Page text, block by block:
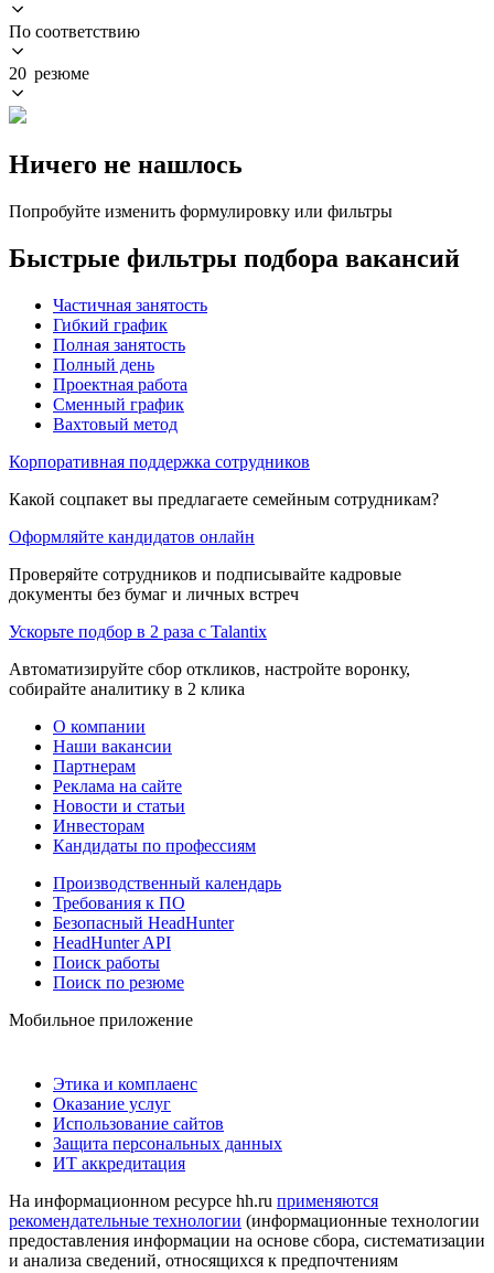
По соответствию
20 резюме
Ничего не нашлось
Попробуйте изменить формулировку или фильтры
Быстрые фильтры подбора вакансий
Частичная занятость
Гибкий график
Полная занятость
Полный день
Проектная работа
Сменный график
Вахтовый метод
Корпоративная поддержка сотрудников
Какой соцпакет вы предлагаете семейным сотрудникам?
Оформляйте кандидатов онлайн
Проверяйте сотрудников и подписывайте кадровые
документы без бумаг и личных встреч
Ускорьте подбор в 2 раза с Talantix
Автоматизируйте сбор откликов, настройте воронку,
собирайте аналитику в 2 клика
О компании
Наши вакансии
Партнерам
Реклама на сайте
Новости и статьи
Инвесторам
Кандидаты по профессиям
Производственный календарь
Требования к ПО
Безопасный HeadHunter
HeadHunter API
Поиск работы
Поиск по резюме
Мобильное приложение
Этика и комплаенс
Оказание услуг
Использование сайтов
Защита персональных данных
ИТ аккредитация
На информационном ресурсе hh.ru применяются
рекомендательные технологии (информационные технологии
предоставления информации на основе сбора, систематизации
и анализа сведений, относящихся к предпочтениям